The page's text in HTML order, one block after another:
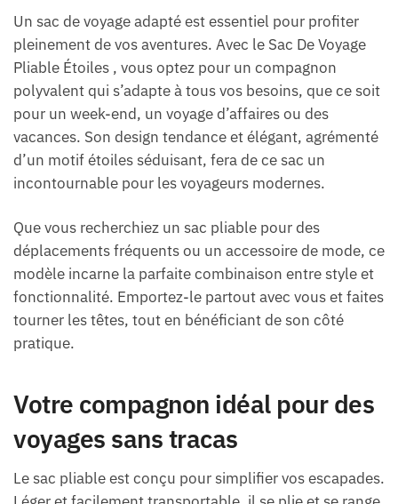
Un sac de voyage adapté est essentiel pour profiter
pleinement de vos aventures. Avec le Sac De Voyage
Pliable Étoiles , vous optez pour un compagnon
polyvalent qui s’adapte à tous vos besoins, que ce soit
pour un week-end, un voyage d’affaires ou des
vacances. Son design tendance et élégant, agrémenté
d’un motif étoiles séduisant, fera de ce sac un
incontournable pour les voyageurs modernes.
Que vous recherchiez un sac pliable pour des
déplacements fréquents ou un accessoire de mode, ce
modèle incarne la parfaite combinaison entre style et
fonctionnalité. Emportez-le partout avec vous et faites
tourner les têtes, tout en bénéficiant de son côté
pratique.
Votre compagnon idéal pour des
voyages sans tracas
Le sac pliable est conçu pour simplifier vos escapades.